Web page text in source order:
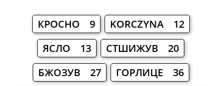
КРОСНО 9
KORCZYNA 12
ЯСЛО 13
СТШИЖУВ 20
БЖОЗУВ 27
ГОРЛИЦЕ 36